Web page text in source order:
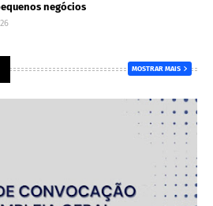
negócios
MOSTRAR MAIS